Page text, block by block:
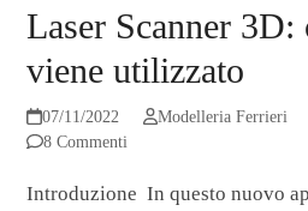
Laser Scanner 3D:
viene utilizzato
07/11/2022 Modelleria Ferrieri
8 Commenti
Introduzione In questo nuovo